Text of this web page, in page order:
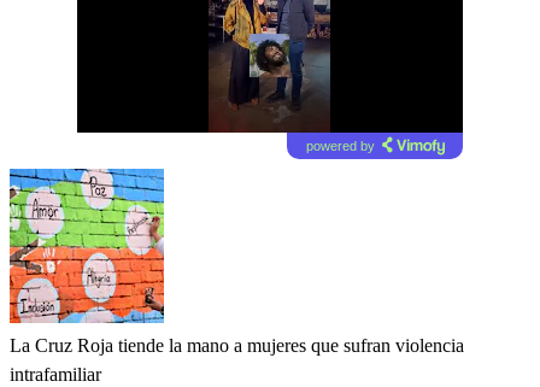
powered by
La Cruz Roja tiende la mano a mujeres que sufran violencia
intrafamiliar